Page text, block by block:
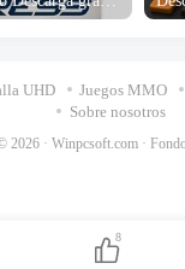
UHD Juegos MMO
Sobre nosotros
2026 · Winpcsoft.com ·
8